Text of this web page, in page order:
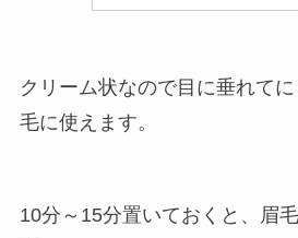
クリーム状なので目に垂れて
毛に使えます。
10分～15分置いておくと、眉